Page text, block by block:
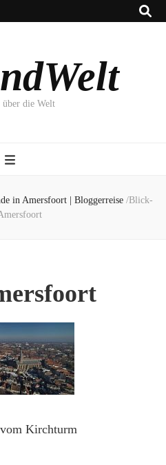
über die Welt
in Amersfoort | Bloggerreise /Blick-
Kirchturm